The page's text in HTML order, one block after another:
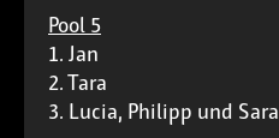
Pool 5
1. Jan
2. Tara
3. Lucia, Philipp und Sara